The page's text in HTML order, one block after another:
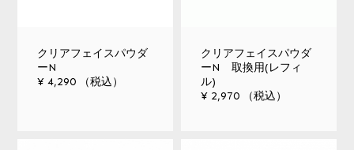
クリアフェイスパウダ
ーN
¥ 4,290 （税込）
クリアフェイスパウダ
ーN 取換用(レフィ
ル)
¥ 2,970 （税込）